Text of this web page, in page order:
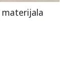
materijala